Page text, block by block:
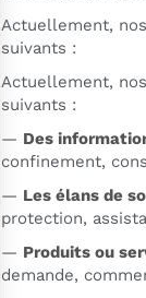
Actuellement,
suivants :
Actuellement,
suivants :
— Des
confinement,
— Les élans de
protection,
— Produits ou
demande,